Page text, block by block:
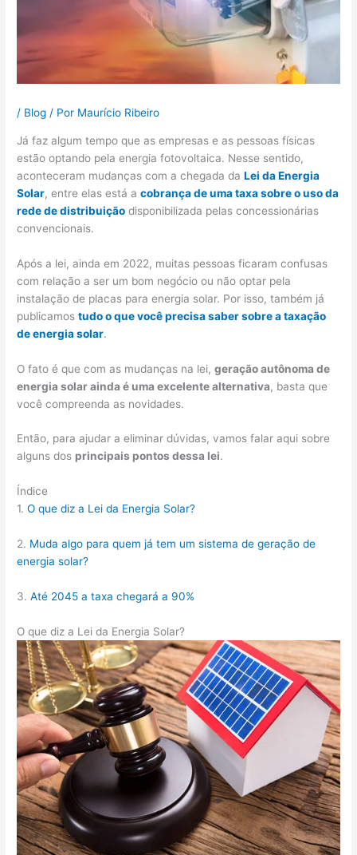
/ Blog / Por Maurício Ribeiro
Já faz algum tempo que as empresas e as pessoas físicas
estão optando pela energia fotovoltaica. Nesse sentido,
aconteceram mudanças com a chegada daLei da Energia
Solar, entre elas está acobrança de uma taxa sobre o uso da
rede de distribuição disponibilizada pelas concessionárias
convencionais.
Após a lei, ainda em 2022, muitas pessoas ficaram confusas
com relação a ser um bom negócio ou não optar pela
instalação de placas para energia solar. Por isso, também já
publicamostudo o que você precisa saber sobre a taxação
de energia solar.
O fato é que com as mudanças na lei,geração autônoma de
energia solar ainda é uma excelente alternativa, basta que
você compreenda as novidades.
Então, para ajudar a eliminar dúvidas, vamos falar aqui sobre
alguns dos principais pontos dessa lei.
Índice
1.O que diz a Lei da Energia Solar?
2. Muda algo para quem já tem um sistema de geração de
energia solar?
3.Até 2045 a taxa chegará a 90%
O que diz a Lei da Energia Solar?